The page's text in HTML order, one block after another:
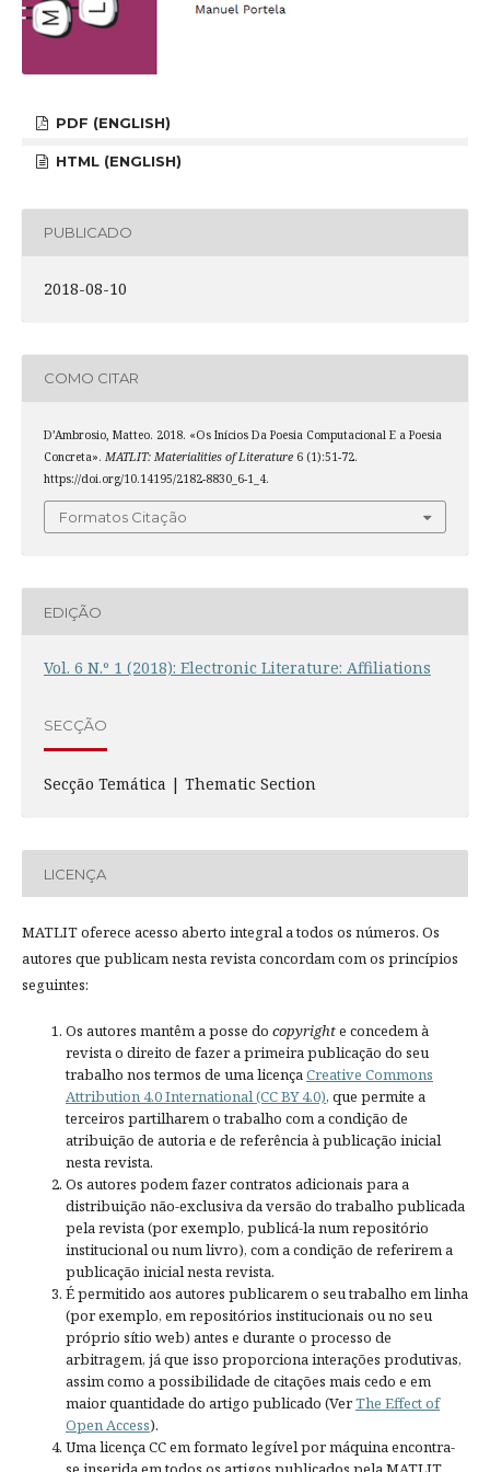
PDF (ENGLISH)
HTML (ENGLISH)
PUBLICADO
2018-08-10
COMO CITAR
D’Ambrosio, Matteo. 2018. «Os Inícios Da Poesia Computacional E a Poesia
Concreta». MATLIT: Materialities of Literature6 (1):51-72.
https://doi.org/10.14195/2182-8830_6-1_4.
Formatos Citação
EDIÇÃO
Vol. 6 N.º 1 (2018): Electronic Literature: Affiliations
SECÇÃO
Secção Temática | Thematic Section
LICENÇA
MATLIT oferece acesso aberto integral a todos os números. Os
autores que publicam nesta revista concordam com os princípios
seguintes:
Os autores mantêm a posse do copyrighte concedem à
revista o direito de fazer a primeira publicação do seu
trabalho nos termos de uma licençaCreative Commons
Attribution 4.0 International (CC BY 4.0), que permite a
terceiros partilharem o trabalho com a condição de
atribuição de autoria e de referência à publicação inicial
nesta revista.
Os autores podem fazer contratos adicionais para a
distribuição não-exclusiva da versão do trabalho publicada
pela revista (por exemplo, publicá-la num repositório
institucional ou num livro), com a condição de referirem a
publicação inicial nesta revista.
É permitido aos autores publicarem o seu trabalho em linha
(por exemplo, em repositórios institucionais ou no seu
próprio sítio web) antes e durante o processo de
arbitragem, já que isso proporciona interações produtivas,
assim como a possibilidade de citações mais cedo e em
maior quantidade do artigo publicado (VerThe Effect of
Open Access).
Uma licença CC em formato legível por máquina encontra-